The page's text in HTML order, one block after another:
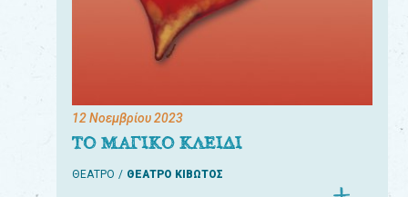
12 Νοεμβρίου 2023
ΤΟ ΜΑΓΙΚΟ ΚΛΕΙΔΙ
ΘΕΑΤΡΟ ΘΕΑΤΡΟ ΚΙΒΩΤΟΣ